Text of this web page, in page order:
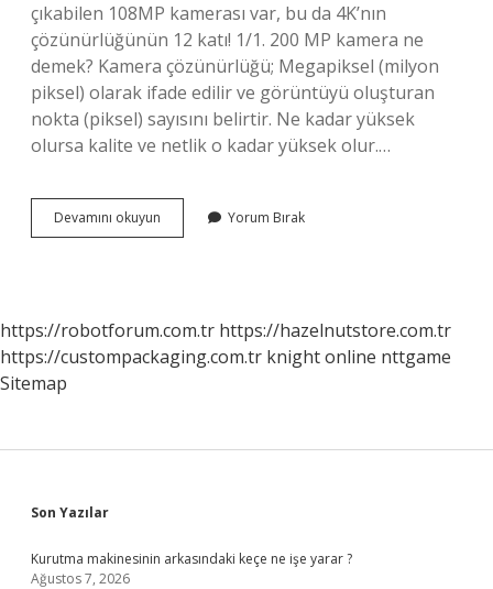
çıkabilen 108MP kamerası var, bu da 4K’nın
çözünürlüğünün 12 katı! 1/1. 200 MP kamera ne
demek? Kamera çözünürlüğü; Megapiksel (milyon
piksel) olarak ifade edilir ve görüntüyü oluşturan
nokta (piksel) sayısını belirtir. Ne kadar yüksek
olursa kalite ve netlik o kadar yüksek olur.…
Devamını okuyun
Yüksek
Yorum Bırak
https://robotforum.com.tr https://hazelnutstore.com.tr
https://custompackaging.com.tr knight online nttgame
Sitemap
Sidebar
Son Yazılar
Kurutma makinesinin arkasındaki keçe ne işe yarar ?
Ağustos 7, 2026